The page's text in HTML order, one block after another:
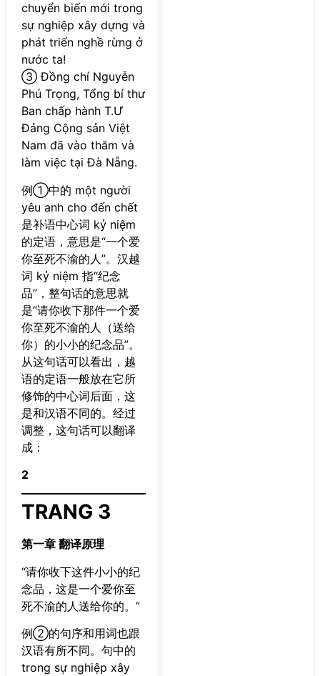
chuyển biến mới trong
sự nghiệp xây dựng và
phát triển nghề rừng ở
nước ta!
③ Đồng chí Nguyễn
Phú Trọng, Tổng bí thư
Ban chấp hành T.Ư
Đảng Cộng sản Việt
Nam đã vào thăm và
làm việc tại Đà Nẵng.
例①中的 một người
yêu anh cho đến chết
是补语中心词 kỷ niệm
的定语，意思是“一个爱
你至死不渝的人”。汉越
词 kỷ niệm 指“纪念
品”，整句话的意思就
是“请你收下那件一个爱
你至死不渝的人（送给
你）的小小的纪念品”。
从这句话可以看出，越
语的定语一般放在它所
修饰的中心词后面，这
是和汉语不同的。经过
调整，这句话可以翻译
成：
2
TRANG 3
第一章 翻译原理
“请你收下这件小小的纪
念品，这是一个爱你至
死不渝的人送给你的。”
例②的句序和用词也跟
汉语有所不同。句中的
trong sự nghiệp xây